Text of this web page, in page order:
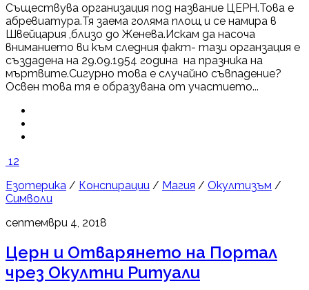
Съществува организация под название ЦЕРН.Това е
абревиатура.Тя заема голяма площ и се намира в
Швейцария ,близо до Женева.Искам да насоча
вниманието ви към следния факт- тази органзация е
създадена на 29.09.1954 година на празника на
мъртвите.Сигурно това е случайно съвпадение?
Освен това тя е образувана от участието...
12
Езотерика / Конспирации / Магия / Окултизъм /
Символи
септември 4, 2018
Церн и Отварянето на Портал
чрез Окултни Ритуали